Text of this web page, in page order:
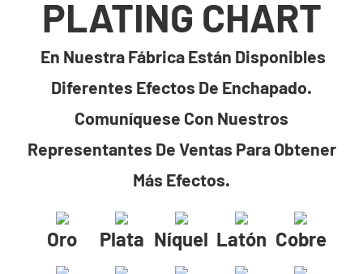
PLATING CHART
En Nuestra Fábrica Están Disponibles
Diferentes Efectos De Enchapado.
Comuníquese Con Nuestros
Representantes De Ventas Para Obtener
Más Efectos.
Oro Plata Níquel Latón Cobre